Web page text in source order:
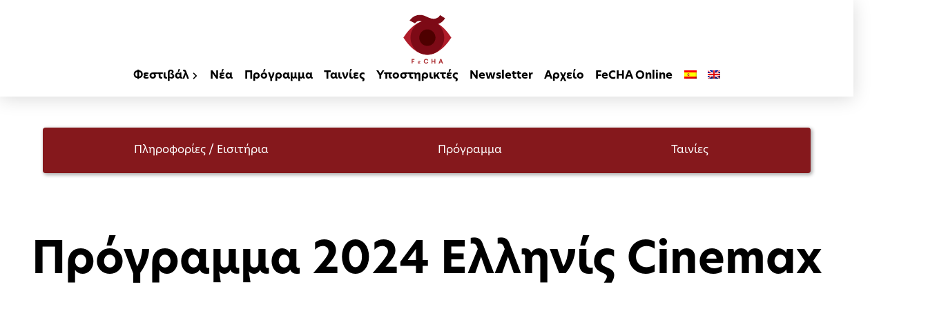
Φεστιβάλ Νέα Πρόγραμμα Ταινίες Υποστηρικτές Newsletter Αρχείο FeCHA Online
Πληροφορίες / Εισιτήρια Πρόγραμμα Ταινίες
Πρόγραμμα 2024 Ελληνίς Cinemax